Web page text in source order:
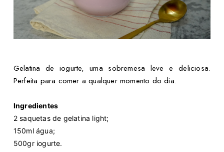
Gelatina de iogurte, uma sobremesa leve e deliciosa.
Perfeita para comer a qualquer momento do dia.
Ingredientes
2 saquetas de gelatina light;
150ml água;
500gr iogurte.